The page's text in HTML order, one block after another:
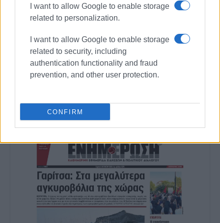
I want to allow Google to enable storage
related to personalization.
I want to allow Google to enable storage
related to security, including
authentication functionality and fraud
prevention, and other user protection.
CONFIRM
Ακολουθήστε το enimerosi στοFacebook
Συνδρομητές στο e-paper